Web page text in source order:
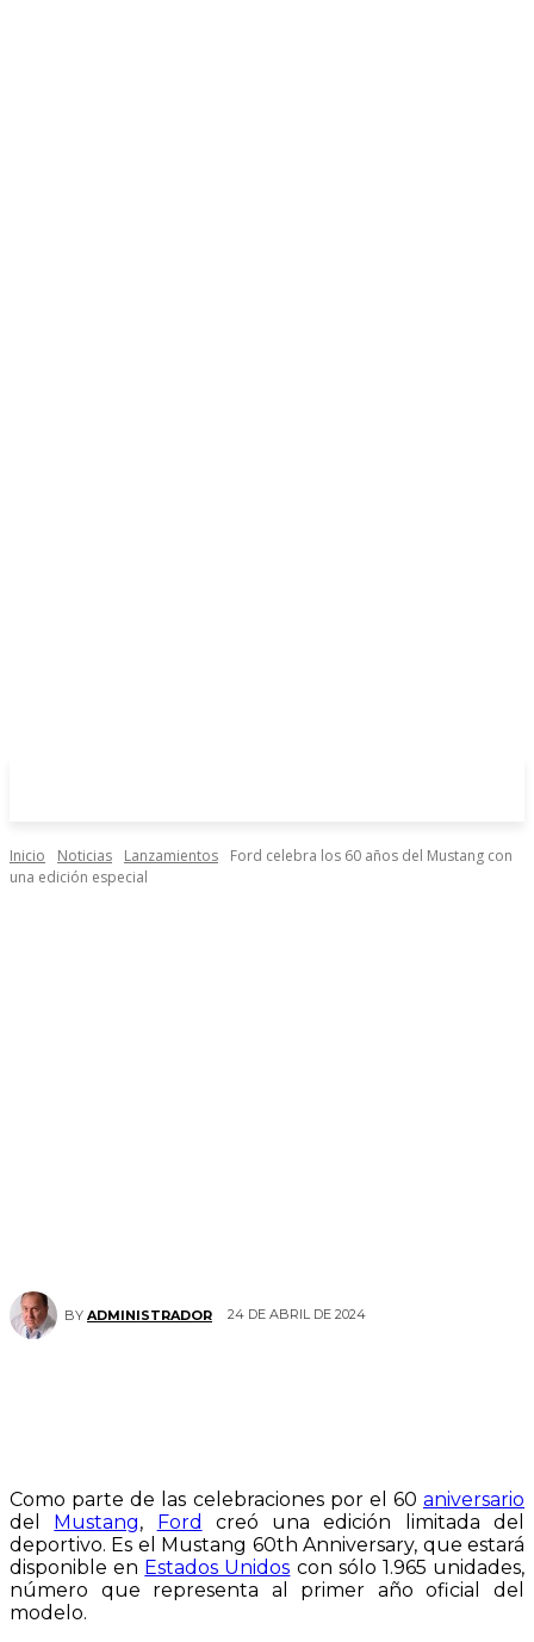
Inicio Noticias Lanzamientos
Ford celebra los 60 años del Mustang con
una edición especial
BY ADMINISTRADOR 24 DE ABRIL DE 2024
Como parte de las celebraciones por el 60 aniversario
del Mustang, Ford
creó una edición limitada del
deportivo. Es el Mustang 60th Anniversary, que estará
disponible en Estados Unidos con sólo 1.965 unidades,
número que representa al primer año oficial del
modelo.